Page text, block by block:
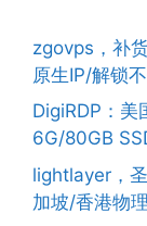
zgovps，补
原生IP/解锁
DigiRDP：
6G/80GB
lightlayer，
加坡/香港物